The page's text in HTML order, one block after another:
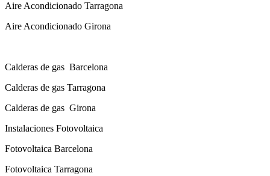
Aire Acondicionado Tarragona
Aire Acondicionado Girona
Calderas de gas Barcelona
Calderas de gas Tarragona
Calderas de gas Girona
Instalaciones Fotovoltaica
Fotovoltaica Barcelona
Fotovoltaica Tarragona